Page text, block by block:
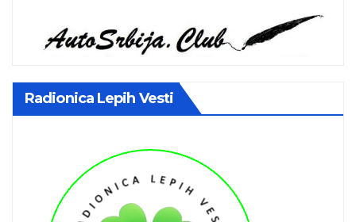
Radionica Lepih Vesti